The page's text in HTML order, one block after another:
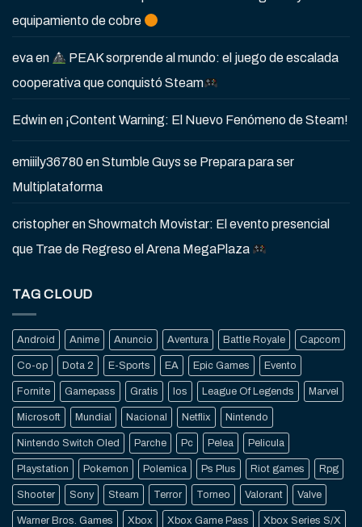
equipamiento de cobre
evaen
PEAK sorprende al mundo: el juego de escalada
cooperativa que conquistó Steam
Edwinen ¡Content Warning: El Nuevo Fenómeno de Steam!
emiiily36780enStumble Guys se Prepara para ser
Multiplataforma
cristopherenShowmatch Movistar: El evento presencial
que Trae de Regreso el Arena MegaPlaza
TAG CLOUD
Android Anime Anuncio Aventura Battle Royale Capcom
Co-op Dota 2 E-Sports EA Epic Games Evento
Fornite Gamepass Gratis Ios League Of Legends Marvel
Microsoft Mundial Nacional Netflix Nintendo
Nintendo Switch Oled Parche Pc Pelea Pelicula
Playstation Pokemon Polemica Ps Plus Riot games Rpg
Shooter Sony Steam Terror Torneo Valorant Valve
Warner Bros. Games Xbox Xbox Game Pass Xbox Series S/X